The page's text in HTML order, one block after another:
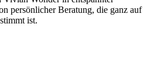
persönlicher Beratung, die ganz auf
ist.